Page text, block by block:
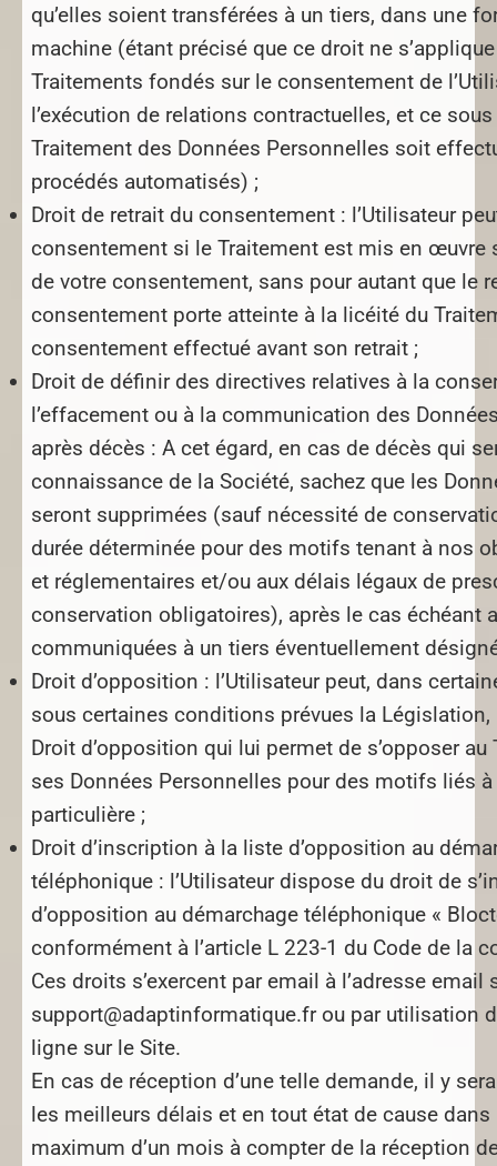
qu’elles soient transférées à un tiers, dans une
machine (étant précisé que ce droit ne s’applique
Traitements fondés sur le consentement de
l’exécution de relations contractuelles, et ce
Traitement des Données Personnelles soit
procédés automatisés) ;
Droit de retrait du consentement : l’Utilisateur
consentement si le Traitement est mis en œuvre
de votre consentement, sans pour autant que le
consentement porte atteinte à la licéité du
consentement effectué avant son retrait ;
Droit de définir des directives relatives à la
l’effacement ou à la communication des
après décès : A cet égard, en cas de décès qui
connaissance de la Société, sachez que les
seront supprimées (sauf nécessité de
durée déterminée pour des motifs tenant à nos
et réglementaires et/ou aux délais légaux de
conservation obligatoires), après le cas échéant
communiquées à un tiers éventuellement
Droit d’opposition : l’Utilisateur peut, dans
sous certaines conditions prévues la Législation,
Droit d’opposition qui lui permet de s’opposer au
ses Données Personnelles pour des motifs liés
particulière ;
Droit d’inscription à la liste d’opposition au
téléphonique : l’Utilisateur dispose du droit de
d’opposition au démarchage téléphonique «
conformément à l’article L 223-1 du Code de la
Ces droits s’exercent par email à l’adresse email
support@adaptinformatique.fr ou par utilisation
ligne sur le Site.
En cas de réception d’une telle demande, il y
les meilleurs délais et en tout état de cause dans
maximum d’un mois à compter de la réception